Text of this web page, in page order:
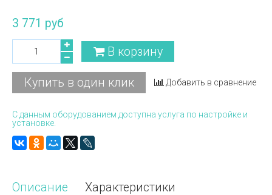
3 771 руб
В корзину
Купить в один клик Добавить в сравнение
С данным оборудованием доступна услуга по настройке и
установке.
Описание Характеристики